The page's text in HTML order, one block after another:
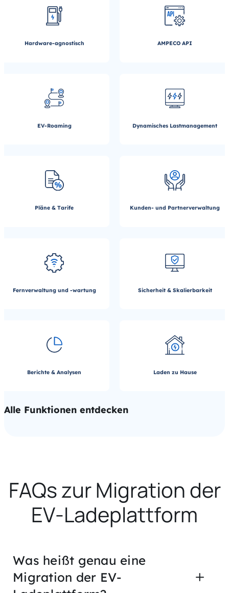
Hardware-agnostisch AMPECO API
EV-Roaming Dynamisches Lastmanagement
Pläne & Tarife Kunden- und Partnerverwaltung
Fernverwaltung und -wartung Sicherheit & Skalierbarkeit
Berichte & Analysen Laden zu Hause
Alle Funktionen entdecken
FAQs zur Migration der
EV-Ladeplattform
Was heißt genau eine
Migration der EV-